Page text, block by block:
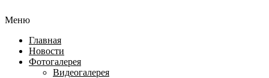
Меню
Главная
Новости
Фотогалерея
Видеогалерея